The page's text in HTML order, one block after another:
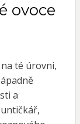
ovoce
té úrovni,
a